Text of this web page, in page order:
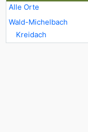
Alle Orte
Wald-Michelbach
Kreidach